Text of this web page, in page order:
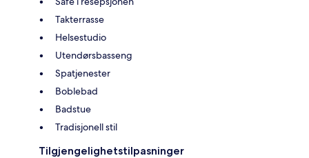
Takterrasse
Helsestudio
Utendørsbasseng
Spatjenester
Boblebad
Badstue
Tradisjonell stil
Tilgjengelighetstilpasninger